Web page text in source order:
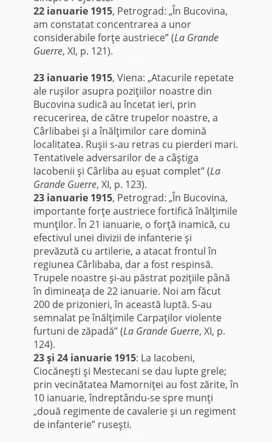
22 ianuarie 1915, Petrograd: „În Bucovina,
am constatat concentrarea a unor
considerabile forţe austriece” (La Grande
Guerre, XI, p. 121).
23 ianuarie 1915, Viena: „Atacurile repetate
ale ruşilor asupra poziţiilor noastre din
Bucovina sudică au încetat ieri, prin
recucerirea, de către trupelor noastre, a
Cârlibabei şi a înălţimilor care domină
localitatea. Ruşii s-au retras cu pierderi mari.
Tentativele adversarilor de a câştiga
Iacobenii şi Cârliba au eşuat complet” (La
Grande Guerre, XI, p. 123).
23 ianuarie 1915, Petrograd: „În Bucovina,
importante forţe austriece fortifică înălţimile
munţilor. În 21 ianuarie, o forţă inamică, cu
efectivul unei divizii de infanterie şi
prevăzută cu artilerie, a atacat frontul în
regiunea Cârlibaba, dar a fost respinsă.
Trupele noastre şi-au păstrat poziţiile până
în dimineaţa de 22 ianuarie. Noi am făcut
200 de prizonieri, în această luptă. S-au
semnalat pe înălţimile Carpaţilor violente
furtuni de zăpadă” (La Grande Guerre, XI, p.
124).
23 şi 24 ianuarie 1915: La Iacobeni,
Ciocăneşti şi Mestecani se dau lupte grele;
prin vecinătatea Mamorniţei au fost zărite, în
10 ianuarie, îndreptându-se spre munţi
„două regimente de cavalerie şi un regiment
de infanterie” ruseşti.